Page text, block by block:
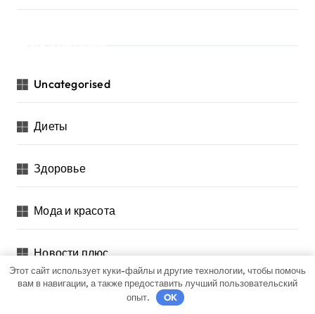
Uncategorised
Диеты
Здоровье
Мода и красота
Новости плюс
Продукты питания
Этот сайт использует куки-файлы и другие технологии, чтобы помочь
вам в навигации, а также предоставить лучший пользовательский
опыт.
OK